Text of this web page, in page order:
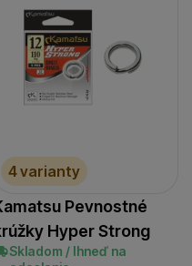
4 varianty
Pevnostné
Hyper Strong
Skladom / Ihneď na